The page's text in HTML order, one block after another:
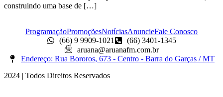
construindo uma base de […]
ProgramaçãoPromoçõesNotíciasAnuncieFale Conosco
(66) 9 9909-1021
(66) 3401-1345
aruana@aruanafm.com.br
Endereço: Rua Bororos, 673 - Centro - Barra do Garças / MT
2024 | Todos Direitos Reservados